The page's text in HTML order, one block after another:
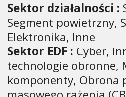
Sektor działalności :
Segment powietrzny,
Elektronika, Inne
Sektor EDF : Cyber,
technologie obronne,
komponenty, Obrona